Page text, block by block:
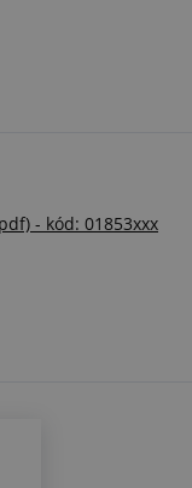
- kód: 01853xxx